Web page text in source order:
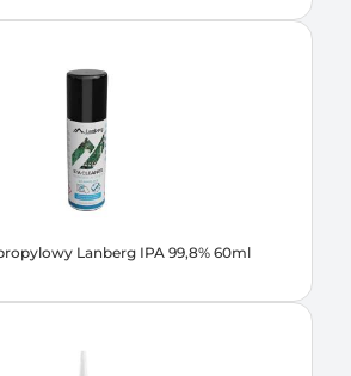
Lanberg IPA 99,8% 60ml